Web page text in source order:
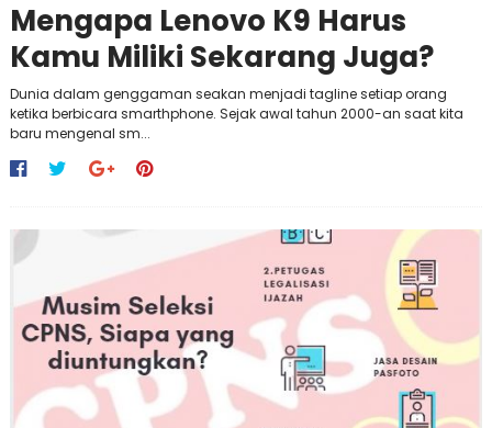
Mengapa Lenovo K9 Harus
Kamu Miliki Sekarang Juga?
Dunia dalam genggaman seakan menjadi tagline setiap orang
ketika berbicara smarthphone. Sejak awal tahun 2000-an saat kita
baru mengenal sm...